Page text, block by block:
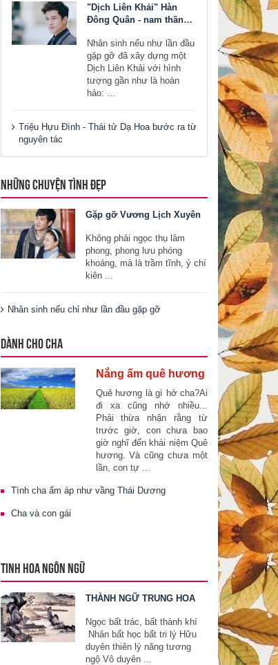
"Dịch Liên Khải" Hàn
Đông Quân - nam thần
Nhân sinh nếu như lần đầu
gặp gỡ đã xây dựng một
Dịch Liên Khải với hình
tượng gần như là hoàn
hảo: ...
Triệu Hựu Đình - Thái tử Dạ Hoa bước ra từ
nguyên tác
NHỮNG CHUYỆN TÌNH ĐẸP
Gặp gỡ Vương Lịch Xuyên
Không phải ngọc thụ lâm
phong, phong lưu phóng
khoáng, mà là trầm tĩnh, ý chí
kiên ...
Nhân sinh nếu chỉ như lần đầu gặp gỡ
DÀNH CHO CHA
Nắng ấm quê hương
Quê hương là gì hở cha?Ai
đi xa cũng nhớ nhiều...
Phải thừa nhận rằng từ
trước giờ, con chưa bao
giờ nghĩ đến khái niệm Quê
hương. Và cũng chưa một
lần, con tự ...
Tình cha ấm áp như vầng Thái Dương
Cha và con gái
TINH HOA NGÔN NGỮ
THÀNH NGỮ TRUNG HOA
Ngọc bất trác, bất thành khí
Nhân bất học bất tri lý Hữu
duyên thiên lý năng tương
ngộ Vô duyên ...